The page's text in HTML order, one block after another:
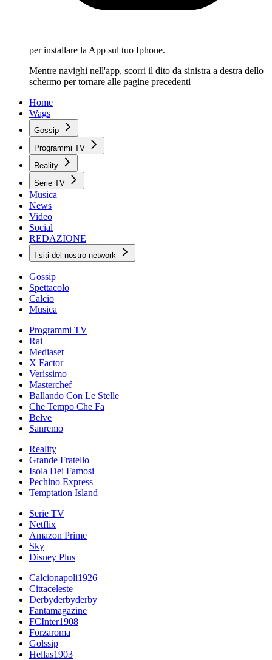
per installare la App sul tuo Iphone.
Mentre navighi nell'app, scorri il dito da sinistra a destra dello
schermo per tornare alle pagine precedenti
Home
Wags
Gossip
Programmi TV
Reality
Serie TV
Musica
News
Video
Social
REDAZIONE
I siti del nostro network
Gossip
Spettacolo
Calcio
Musica
Programmi TV
Rai
Mediaset
X Factor
Verissimo
Masterchef
Ballando Con Le Stelle
Che Tempo Che Fa
Belve
Sanremo
Reality
Grande Fratello
Isola Dei Famosi
Pechino Express
Temptation Island
Serie TV
Netflix
Amazon Prime
Sky
Disney Plus
Calcionapoli1926
Cittaceleste
Derbyderbyderby
Fantamagazine
FCInter1908
Forzaroma
Golssip
Hellas1903